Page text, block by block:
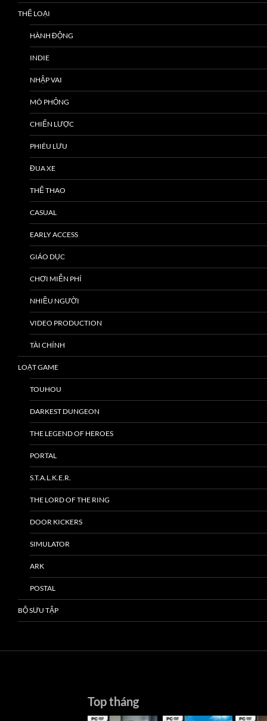
THỂ LOẠI
HÀNH ĐỘNG
INDIE
NHẬP VAI
MÔ PHỎNG
CHIẾN LƯỢC
PHIÊU LƯU
ĐUA XE
THỂ THAO
CASUAL
EARLY ACCESS
GIÁO DỤC
CHƠI MIỄN PHÍ
NHIỀU NGƯỜI
VIDEO PRODUCTION
TÀI CHÍNH
LOẠT GAME
TOUHOU
DARKEST DUNGEON
THE LEGEND OF HEROES
PORTAL
S.T.A.L.K.E.R.
THE LORD OF THE RING
DOOR KICKERS
SIMULATOR
ARK
POSTAL
BỘ SƯU TẬP
Top tháng